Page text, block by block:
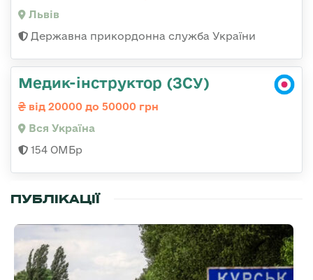
Львів
Державна прикордонна служба України
Медик-інструктор (ЗСУ)
від 20000 до 50000 грн
Вся Україна
154 ОМБр
ПУБЛІКАЦІЇ